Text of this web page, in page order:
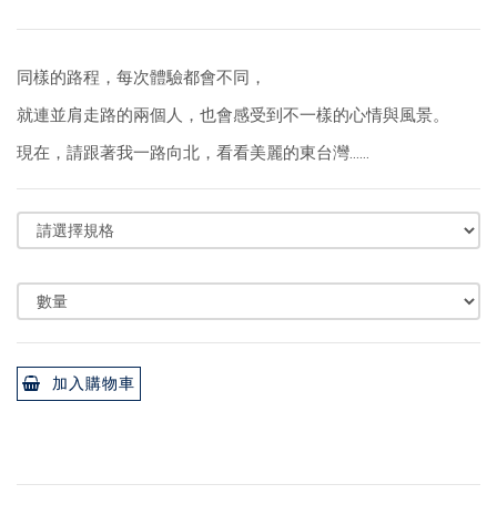
同樣的路程，每次體驗都會不同，
就連並肩走路的兩個人，也會感受到不一樣的心情與風景。
現在，請跟著我一路向北，看看美麗的東台灣……
加入購物車